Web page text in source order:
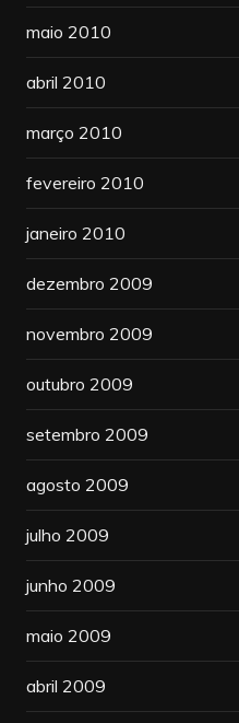
maio 2010
abril 2010
março 2010
fevereiro 2010
janeiro 2010
dezembro 2009
novembro 2009
outubro 2009
setembro 2009
agosto 2009
julho 2009
junho 2009
maio 2009
abril 2009